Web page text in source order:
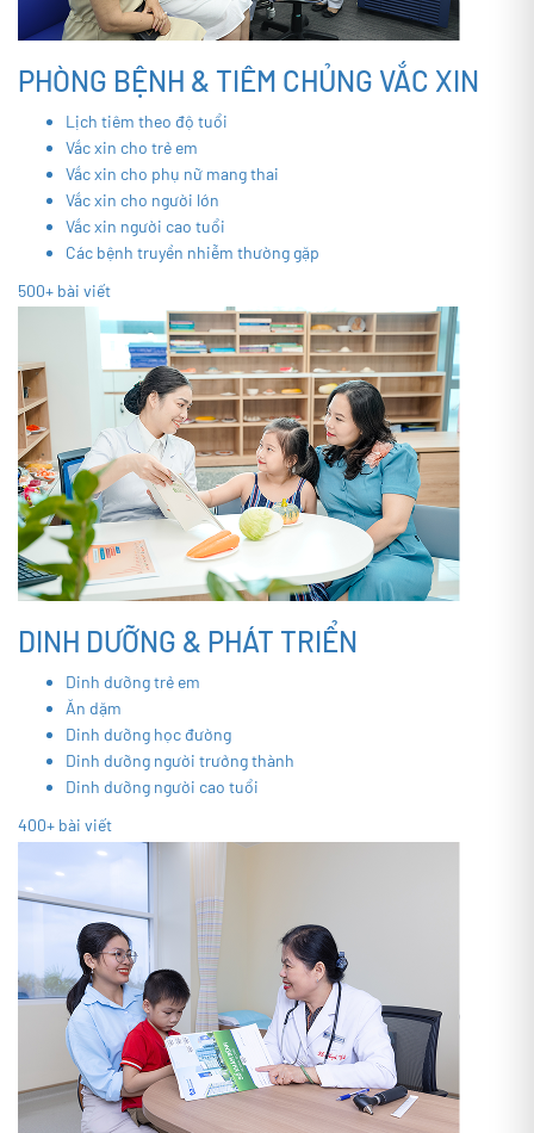
PHÒNG BỆNH & TIÊM CHỦNG VẮC XIN
Lịch tiêm theo độ tuổi
Vắc xin cho trẻ em
Vắc xin cho phụ nữ mang thai
Vắc xin cho người lớn
Vắc xin người cao tuổi
Các bệnh truyền nhiễm thường gặp
500+ bài viết
DINH DƯỠNG & PHÁT TRIỂN
Dinh dưỡng trẻ em
Ăn dặm
Dinh dưỡng học đường
Dinh dưỡng người trưởng thành
Dinh dưỡng người cao tuổi
400+ bài viết